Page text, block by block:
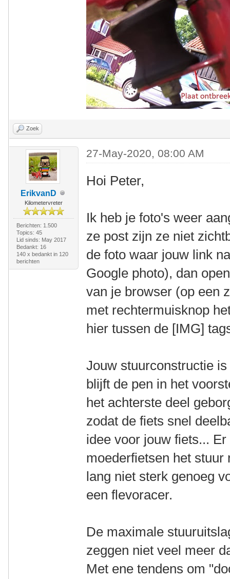
Zoek
ErikvanD
Kilometervreter
Berichten: 1.500
Topics: 45
Lid sinds: May 2017
Bedankt: 16
140 x bedankt in 120
berichten
27-May-2020, 08:00 AM
Hoi Peter,
Ik heb je foto's weer
ze post zijn ze niet
de foto waar jouw link
Google photo), dan
van je browser (op een
met rechtermuisknop
hier tussen de [IMG]
Jouw stuurconstructie
blijft de pen in het
het achterste deel
zodat de fiets snel
idee voor jouw fiets...
moederfietsen het
lang niet sterk genoeg
een flevoracer.
De maximale
zeggen niet veel meer
Met ene tendens om